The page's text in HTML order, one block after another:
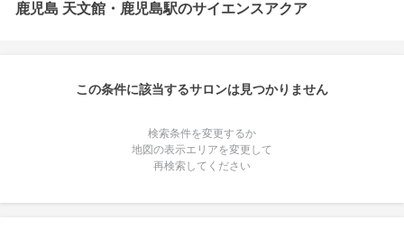
鹿児島 天文館・鹿児島駅のサイエンスアクア
この条件に該当するサロンは見つかりません
検索条件を変更するか
地図の表示エリアを変更して
再検索してください